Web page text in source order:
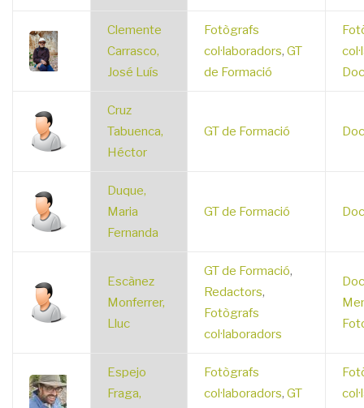
Clemente
Carrasco,
José Luís
Fotògrafs
col·laboradors, GT
de Formació
Cruz
Tabuenca,
Héctor
GT de Formació
Duque,
Maria
Fernanda
GT de Formació
Escànez
Monferrer,
Lluc
GT de Formació,
Redactors,
Fotògrafs
col·laboradors
Espejo
Fraga,
Fotògrafs
col·laboradors, GT